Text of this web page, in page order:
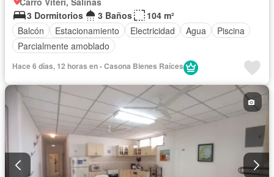
3 Dormitorios
3 Baños
104 m²
Balcón
Estacionamiento Electricidad Agua
Piscina
Parcialmente amoblado
Hace 6 días, 12 horas en - Casona Bienes Raíces